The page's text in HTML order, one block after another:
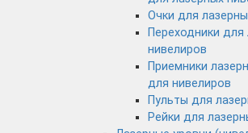
Очки для
Переходники для
нивелиров
Приемники
для нивелиров
Пульты для
Рейки для